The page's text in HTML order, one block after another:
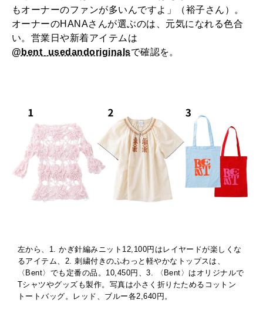
もオーナーのファンが多いんですよ」（裕子さん）。
オーナーのHANAさんが選ぶのは、元気になれる色合
い。営業日や新着アイテムは
@bent_usedandoriginalsで確認を。
左から、1. かぎ針編みニット12,100円はレイヤードが楽しくな
るアイテム、2. 刺繍付きのふわっと軽やかなトップスは、
〈Bent〉でも定番の品。10,450円、3. 〈Bent〉はオリジナルで
Tシャツやグッズも製作。写真は小さく折りたためるコットン
トートバッグ。レッド、ブルー各2,640円。